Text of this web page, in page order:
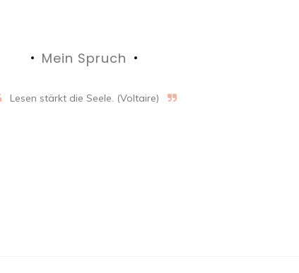
Mein Spruch
Lesen stärkt die Seele. (Voltaire)